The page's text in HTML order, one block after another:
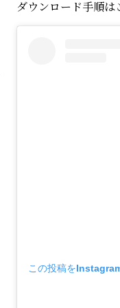
ダウンロード手順
この投稿を